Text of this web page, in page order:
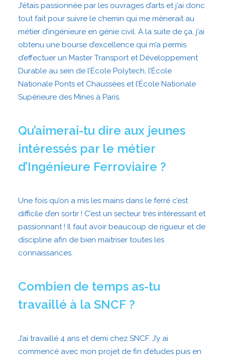
J’étais passionnée par les ouvrages d’arts et j’ai donc
tout fait pour suivre le chemin qui me mènerait au
métier d’ingénieure en génie civil. À la suite de ça, j’ai
obtenu une bourse d’excellence qui m’a permis
d’effectuer un Master Transport et Développement
Durable au sein de l’École Polytech, l’École
Nationale Ponts et Chaussées et l’École Nationale
Supérieure des Mines à Paris.
Qu’aimerai-tu dire aux jeunes
intéressés par le métier
d’Ingénieure Ferroviaire ?
Une fois qu’on a mis les mains dans le ferré c’est
difficile d’en sortir ! C’est un secteur très intéressant et
passionnant ! Il faut avoir beaucoup de rigueur et de
discipline afin de bien maitriser toutes les
connaissances.
Combien de temps as-tu
travaillé à la SNCF ?
J’ai travaillé 4 ans et demi chez SNCF. J’y ai
commencé avec mon projet de fin d’études puis en